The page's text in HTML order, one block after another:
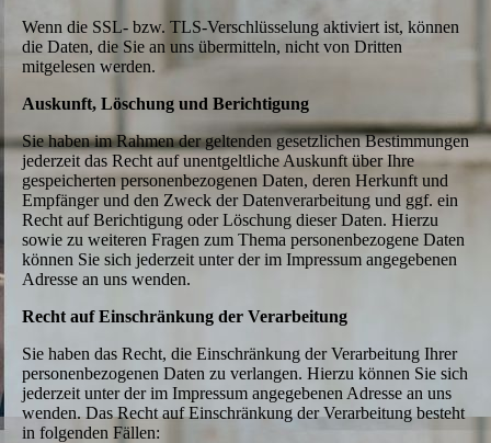
Wenn die SSL- bzw. TLS-Verschlüsselung aktiviert ist, können
die Daten, die Sie an uns übermitteln, nicht von Dritten
mitgelesen werden.
Auskunft, Löschung und Berichtigung
Sie haben im Rahmen der geltenden gesetzlichen Bestimmungen
jederzeit das Recht auf unentgeltliche Auskunft über Ihre
gespeicherten personenbezogenen Daten, deren Herkunft und
Empfänger und den Zweck der Datenverarbeitung und ggf. ein
Recht auf Berichtigung oder Löschung dieser Daten. Hierzu
sowie zu weiteren Fragen zum Thema personenbezogene Daten
können Sie sich jederzeit unter der im Impressum angegebenen
Adresse an uns wenden.
Recht auf Einschränkung der Verarbeitung
Sie haben das Recht, die Einschränkung der Verarbeitung Ihrer
personenbezogenen Daten zu verlangen. Hierzu können Sie sich
jederzeit unter der im Impressum angegebenen Adresse an uns
wenden. Das Recht auf Einschränkung der Verarbeitung besteht
in folgenden Fällen: